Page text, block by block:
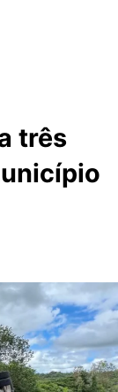
três